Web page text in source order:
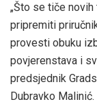
„Što se tiče
pripremiti
provesti obuku
povjerenstava i
predsjednik
Dubravko Malinić.